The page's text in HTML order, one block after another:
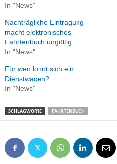
In "News"
Nachträgliche Eintragung
macht elektronisches
Fahrtenbuch ungültig
In "News"
Für wen lohnt sich ein
Dienstwagen?
In "News"
SCHLAGWORTE FAHRTENBUCH